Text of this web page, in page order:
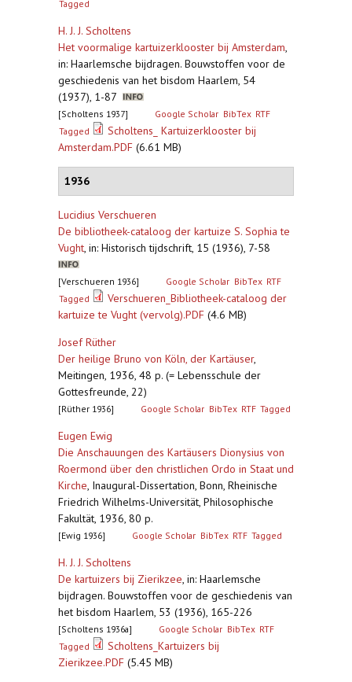
Tagged
H. J. J. Scholtens
Het voormalige kartuizerklooster bij Amsterdam,
in: Haarlemsche bijdragen. Bouwstoffen voor de
geschiedenis van het bisdom Haarlem, 54
(1937), 1-87
[Scholtens 1937] Google Scholar BibTex RTF
Tagged
Scholtens_ Kartuizerklooster bij
Amsterdam.PDF (6.61 MB)
1936
Lucidius Verschueren
De bibliotheek-cataloog der kartuize S. Sophia te
Vught, in: Historisch tijdschrift, 15 (1936), 7-58
[Verschueren 1936] Google Scholar BibTex RTF
Tagged
Verschueren_Bibliotheek-cataloog der
kartuize te Vught (vervolg).PDF (4.6 MB)
Josef Rüther
Der heilige Bruno von Köln, der Kartäuser,
Meitingen, 1936, 48 p. (= Lebensschule der
Gottesfreunde, 22)
[Rüther 1936] Google Scholar BibTex RTF Tagged
Eugen Ewig
Die Anschauungen des Kartäusers Dionysius von
Roermond über den christlichen Ordo in Staat und
Kirche, Inaugural-Dissertation, Bonn, Rheinische
Friedrich Wilhelms-Universität, Philosophische
Fakultät, 1936, 80 p.
[Ewig 1936] Google Scholar BibTex RTF Tagged
H. J. J. Scholtens
De kartuizers bij Zierikzee, in: Haarlemsche
bijdragen. Bouwstoffen voor de geschiedenis van
het bisdom Haarlem, 53 (1936), 165-226
[Scholtens 1936a] Google Scholar BibTex RTF
Tagged
Scholtens_Kartuizers bij
Zierikzee.PDF (5.45 MB)